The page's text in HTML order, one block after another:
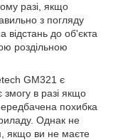
разі, якщо
з погляду
відстань до об'єкта
роздільною
GM321 є
змогу в разі якщо
похибка
Однак не
якщо ви не маєте